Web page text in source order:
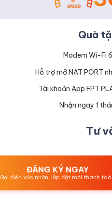
Quà
Modem Wi-Fi
Hỗ trợ mở NAT PORT
Tài khoản App FPT
Nhận ngay 1
Tư
ĐĂNG KÝ NGAY
Gọi điện xác nhận, lắp đặt mới thanh